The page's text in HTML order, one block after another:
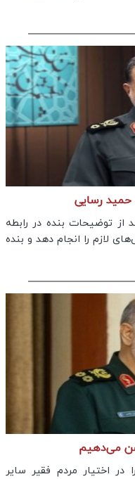
رسایی
از توضیحات بنده در رابطه
لازم را انجام دهد و بنده
می‌دهیم
اختیار مردم فقیر سایر